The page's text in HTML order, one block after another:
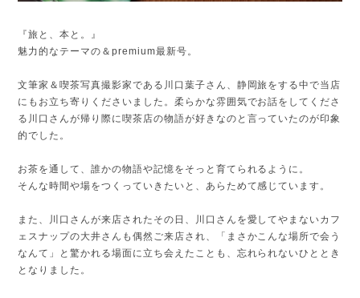
『旅と、本と。』
魅力的なテーマの＆premium最新号。
文筆家＆喫茶写真撮影家である川口葉子さん、静岡旅をする中で当店
にもお立ち寄りくださいました。柔らかな雰囲気でお話をしてくださ
る川口さんが帰り際に喫茶店の物語が好きなのと言っていたのが印象
的でした。
お茶を通して、誰かの物語や記憶をそっと育てられるように。
そんな時間や場をつくっていきたいと、あらためて感じています。
また、川口さんが来店されたその日、川口さんを愛してやまないカフ
ェスナップの大井さんも偶然ご来店され、「まさかこんな場所で会う
なんて」と驚かれる場面に立ち会えたことも、忘れられないひととき
となりました。